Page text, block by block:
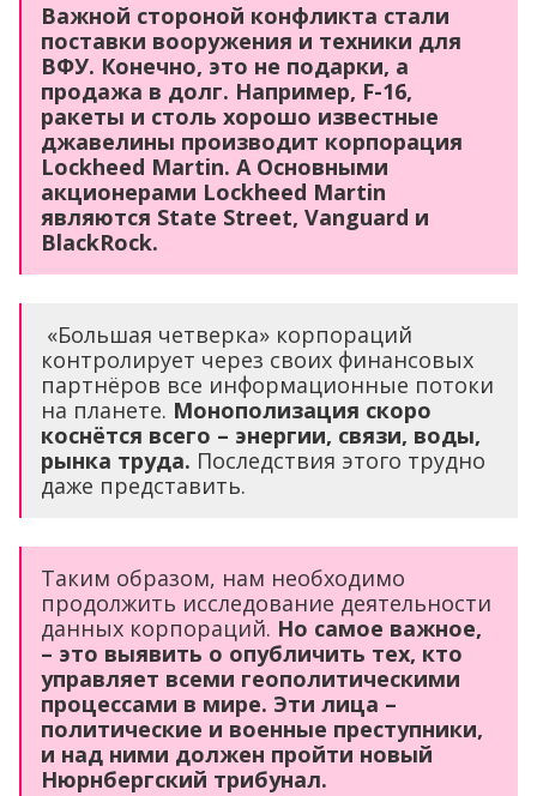
Важной стороной конфликта стали
поставки вооружения и техники для
ВФУ. Конечно, это не подарки, а
продажа в долг. Например, F-16,
ракеты и столь хорошо известные
джавелины производит корпорация
Lockheed Martin. А Основными
акционерами Lockheed Martin
являются State Street, Vanguard и
BlackRock.
«Большая четверка» корпораций
контролирует через своих финансовых
партнёров все информационные потоки
на планете. Монополизация скоро
коснётся всего – энергии, связи, воды,
рынка труда. Последствия этого трудно
даже представить.
Таким образом, нам необходимо
продолжить исследование деятельности
данных корпораций. Но самое важное,
– это выявить о опубличить тех, кто
управляет всеми геополитическими
процессами в мире. Эти лица –
политические и военные преступники,
и над ними должен пройти новый
Нюрнбергский трибунал.